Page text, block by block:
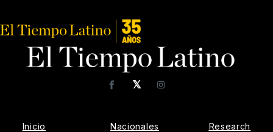
𝕏
FacebookInstagram
Inicio Nacionales Research